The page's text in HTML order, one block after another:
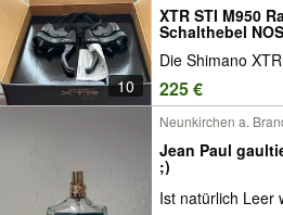
10
XTR STI M950 Rapidfire SL Brems-
Schalthebel
Die Shimano
225 €
Neunkirchen a.
Jean Paul
;)
Ist natürlich Leer